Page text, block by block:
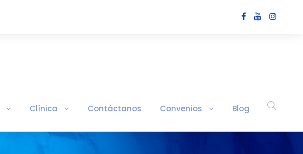
Clínica Contáctanos Convenios Blog